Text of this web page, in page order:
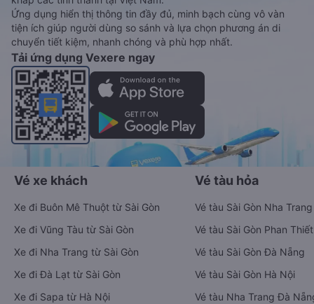
phút giờ khởi hành để chuẩn bị lên xe. Để kiểm tra tình trạng
vé xe đi Nam Định từ Ninh Bình - Ninh Bình đã đặt, quý khách
vui lòng truy cậphttps://vexere.com/vi-VN/booking/ticketinfo
Xem hướng dẫn chi tiết, minh họa bằng hình ảnh
Đặt vé xe Tết 2027 từ Ninh Bình đi Nam
Định
Vé xe tết 2027 từ Ninh Bình đi Nam Định vẫn chưa được công
bố. Vexere.com sẽ sớm thông báo cho các bạn thông tin vé
xe Tết 2027 bao gồm giá vé, lịch trình, ngày giờ bán vé của
các hãng xe khách đi tuyến đường Ninh Bình - Nam Định và
Đặt vé máy bay giá rẻ từ Ninh Bình đi
Nam Định